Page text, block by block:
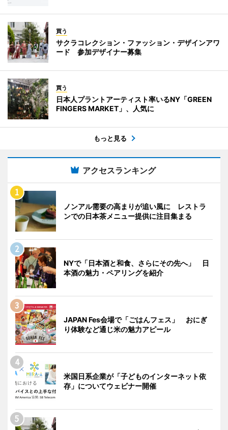
買う
サクラコレクション・ファッション・デザインアワ
ード 参加デザイナー募集
買う
日本人プラントアーティスト率いるNY「GREEN
FINGERS MARKET」、人気に
もっと見る
アクセスランキング
ノンアル需要の高まりが追い風に レストラ
ンでの日本茶メニュー提供に注目集まる
NYで「日本酒と和食、さらにその先へ」 日
本酒の魅力・ペアリングを紹介
JAPAN Fes会場で「ごはんフェス」 おにぎ
り体験など通じ米の魅力アピール
米国日系企業が「子どものインターネット依
存」についてウェビナー開催